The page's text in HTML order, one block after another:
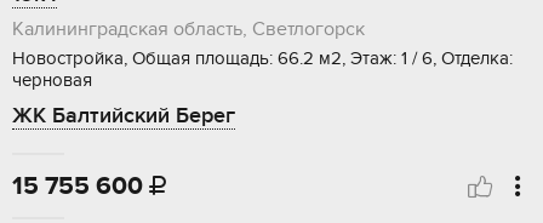
Калининградская область, Светлогорск
Новостройка, Общая площадь: 66.2 м2, Этаж: 1 / 6, Отделка:
черновая
ЖК Балтийский Берег
15 755 600 